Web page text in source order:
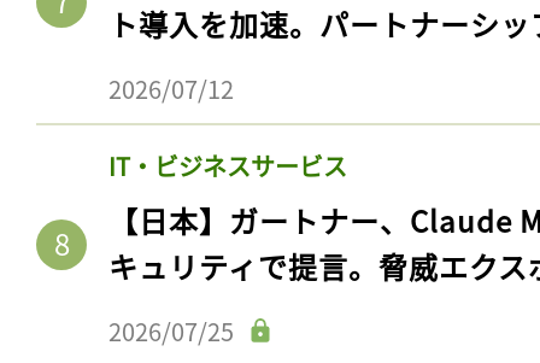
ト導入を加速。パートナーシ
2026/07/12
IT・ビジネスサービス
【日本】ガートナー、Claude
キュリティで提言。脅威エク
2026/07/25